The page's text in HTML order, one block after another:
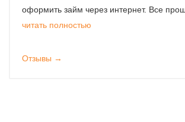
оформить займ через интернет. Все
читать полностью
Отзывы →